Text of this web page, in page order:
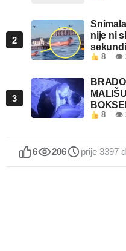
2
nije ni
8 👁
3
8 👁
6 206 prije 3397